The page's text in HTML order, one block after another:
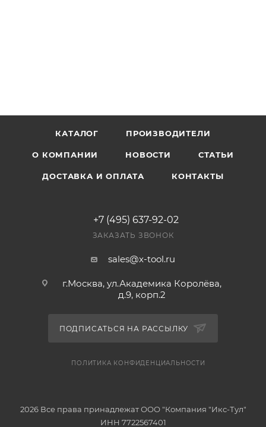
КАТАЛОГ ПРОИЗВОДИТЕЛИ
О КОМПАНИИ НОВОСТИ СТАТЬИ
ДОСТАВКА И ОПЛАТА КОНТАКТЫ
+7 (495) 637-92-02
ЗАКАЗАТЬ ЗВОНОК
sales@x-tool.ru
г.Москва, ул.Академика Королёва,
д.9, корп.2
ПОДПИСАТЬСЯ НА РАССЫЛКУ
ПОЛИТИКА КОНФИДЕНЦИАЛЬНОСТИ
2026 Все права принадлежат ООО "Компания "Икс-Тул"
ИНН 7722567401